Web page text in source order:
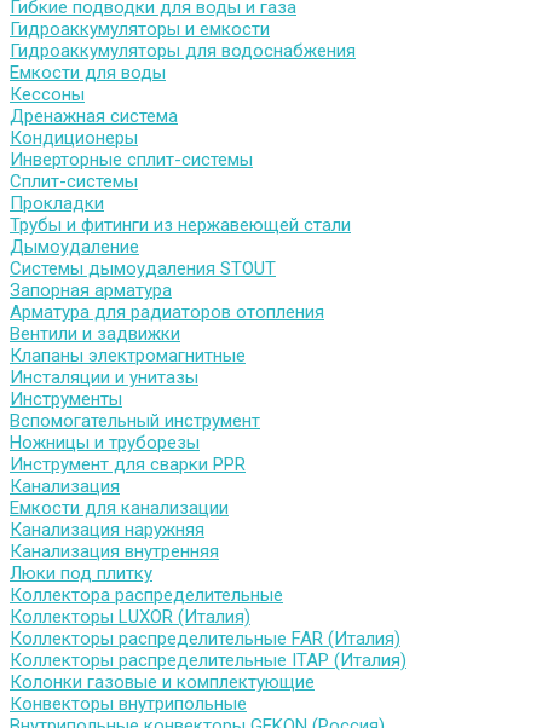
Гибкие подводки для воды и газа
Гидроаккумуляторы и емкости
Гидроаккумуляторы для водоснабжения
Емкости для воды
Кессоны
Дренажная система
Кондиционеры
Инверторные сплит-системы
Сплит-системы
Прокладки
Трубы и фитинги из нержавеющей стали
Дымоудаление
Системы дымоудаления STOUT
Запорная арматура
Арматура для радиаторов отопления
Вентили и задвижки
Клапаны электромагнитные
Инсталяции и унитазы
Инструменты
Вспомогательный инструмент
Ножницы и труборезы
Инструмент для сварки PPR
Канализация
Емкости для канализации
Канализация наружняя
Канализация внутренняя
Люки под плитку
Коллектора распределительные
Коллекторы LUXOR (Италия)
Коллекторы распределительные FAR (Италия)
Коллекторы распределительные ITAP (Италия)
Колонки газовые и комплектующие
Конвекторы внутрипольные